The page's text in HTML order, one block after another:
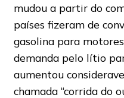
mudou a partir do
países fizeram de
gasolina para
demanda pelo lítio
aumentou
chamada “corrida do